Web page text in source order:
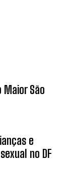
São
e
no DF